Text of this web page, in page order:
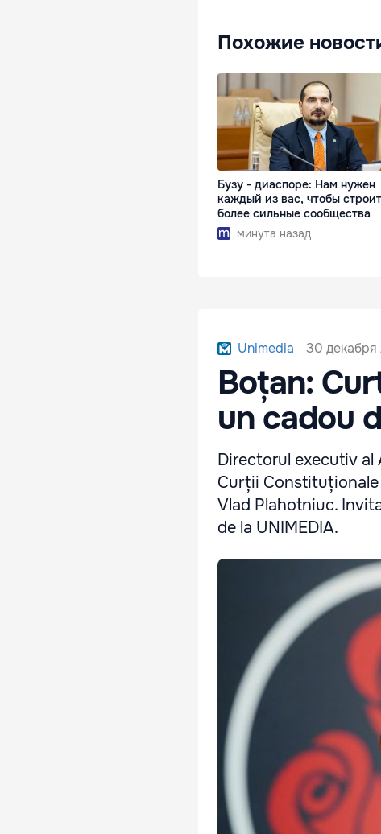
Похожие
Бузу - диаспоре: Нам нужен
каждый из вас, чтобы
более сильные сообщества
минута назад
Unimedia 30
Boțan:
un cadou
Directorul executiv al
Curții
Vlad Plahotniuc.
de la UNIMEDIA.